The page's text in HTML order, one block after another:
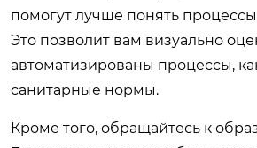
помогут лучше понять
Это позволит вам визуально
автоматизированы процессы,
санитарные нормы.
Кроме того, обращайтесь к